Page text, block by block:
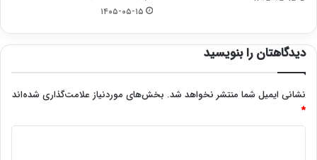
۱۴۰۵-۰۵-۱۵
دیدگاهتان را بنویسید
نشانی ایمیل شما منتشر نخواهد شد. بخش‌های موردنیاز علامت‌گذاری شده‌اند
*